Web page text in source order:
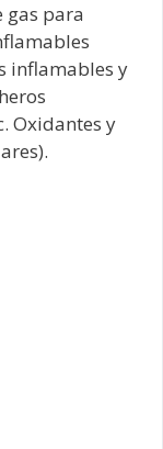
gas para
inflamables y
Oxidantes y